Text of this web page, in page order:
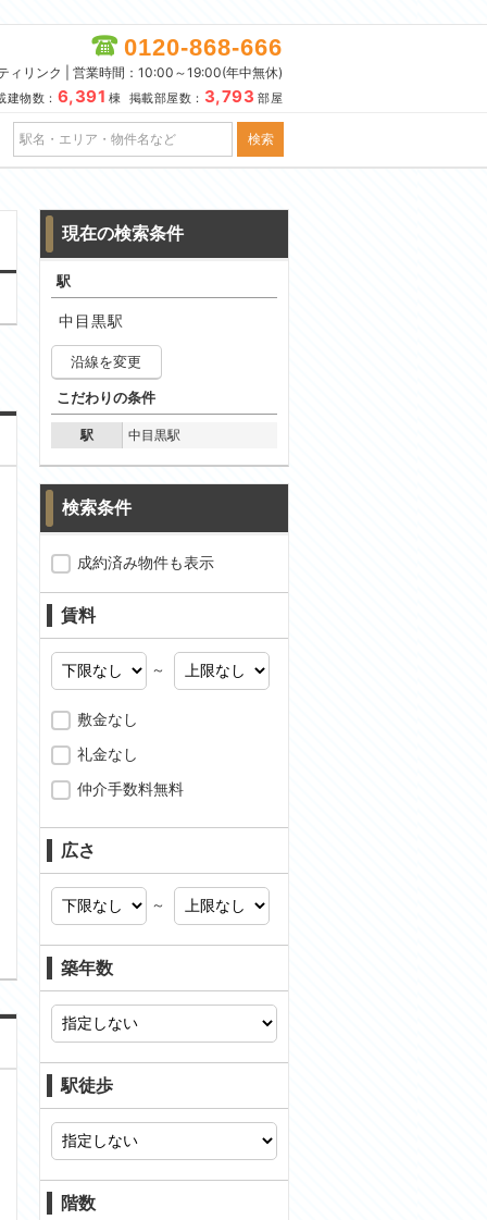
0120-868-666
ィリンク | 営業時間：10:00～19:00(年中無休)
建物数： 6,391 棟 掲載部屋数： 3,793 部屋
合わせ
現在の検索条件
駅
中目黒駅
沿線を変更
こだわりの条件
駅 中目黒駅
検索条件
成約済み物件も表示
賃料
～
敷金なし
礼金なし
仲介手数料無料
広さ
～
築年数
駅徒歩
階数